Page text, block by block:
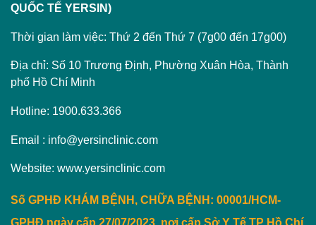
QUỐC TẾ YERSIN)
Thời gian làm việc: Thứ 2 đến Thứ 7 (7g00 đến 17g00)
Địa chỉ: Số 10 Trương Định, Phường Xuân Hòa, Thành
phố Hồ Chí Minh
Hotline: 1900.633.366
Email : info@yersinclinic.com
Website: www.yersinclinic.com
Số GPHĐ KHÁM BỆNH, CHỮA BỆNH: 00001/HCM-
GPHĐ ngày cấp 27/07/2023, nơi cấp Sở Y Tế TP Hồ Chí